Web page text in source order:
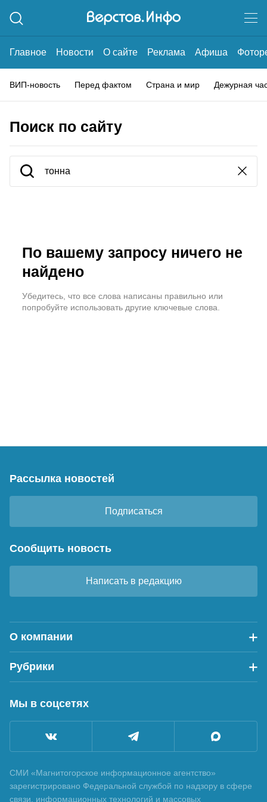
Главное Новости О сайте Реклама Афиша
ВИП-новость Перед фактом Страна и мир Дежурная
Поиск по сайту
По вашему запросу ничего не
найдено
Убедитесь, что все слова написаны правильно или
попробуйте использовать другие ключевые слова.
Рассылка новостей
Подписаться
Сообщить новость
Написать в редакцию
О компании
Рубрики
Мы в соцсетях
СМИ «Магнитогорское информационное агентство»
зарегистрировано Федеральной службой по надзору в сфере
связи, информационных технологий и массовых